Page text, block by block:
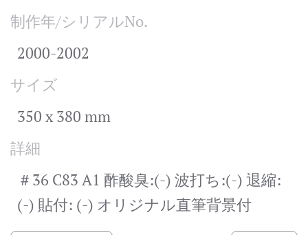
制作年/シリアルNo.
2000-2002
サイズ
350 x 380 mm
詳細
＃36 C83 A1 酢酸臭:(-) 波打ち:(-) 退縮:
(-) 貼付: (-) オリジナル直筆背景付